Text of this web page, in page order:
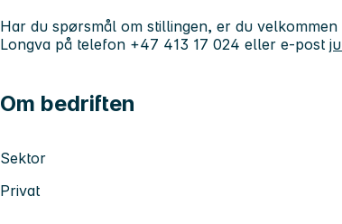
Har du spørsmål om stillingen, er du
Longva på telefon +47 413 17 024 eller e-post
Om bedriften
Sektor
Privat